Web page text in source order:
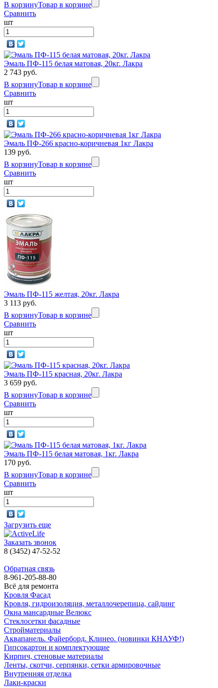
В корзинуТовар в корзине
Сравнить
шт
Эмаль ПФ-115 белая матовая, 20кг. Лакра
2 743 руб.
В корзинуТовар в корзине
Сравнить
шт
Эмаль ПФ-266 красно-коричневая 1кг Лакра
139 руб.
В корзинуТовар в корзине
Сравнить
шт
Эмаль ПФ-115 желтая, 20кг. Лакра
3 113 руб.
В корзинуТовар в корзине
Сравнить
шт
Эмаль ПФ-115 красная, 20кг. Лакра
3 659 руб.
В корзинуТовар в корзине
Сравнить
шт
Эмаль ПФ-115 белая матовая, 1кг. Лакра
170 руб.
В корзинуТовар в корзине
Сравнить
шт
Загрузить еще
Заказать звонок
8 (3452) 47-52-52
Обратная связь
8-961-205-88-80
Всё для ремонта
Кровля Фасад
Кровля, гидроизоляция, металлочерепица, сайдинг
Окна мансардные Велюкс
Стеклосетки фасадные
Стройматериалы
Аквапанель. Файерборд. Клинео. (новинки КНАУФ!)
Гипсокартон и комплектующие
Кирпич, стеновые материалы
Ленты, скотчи, серпянки, сетки армировочные
Внутренняя отделка
Лаки-краски